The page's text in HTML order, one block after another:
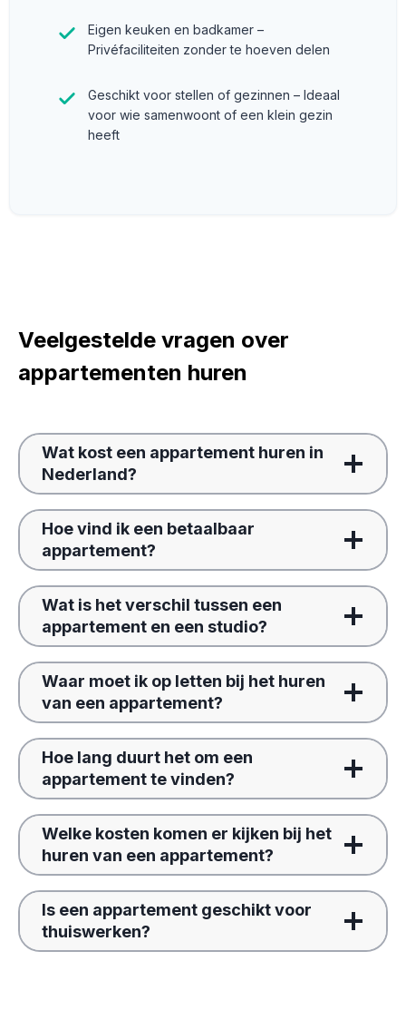
Eigen keuken en badkamer –
Privéfaciliteiten zonder te hoeven delen
Geschikt voor stellen of gezinnen – Ideaal
voor wie samenwoont of een klein gezin
heeft
Veelgestelde vragen over
appartementen huren
Wat kost een appartement huren in
Nederland?
Hoe vind ik een betaalbaar
appartement?
Wat is het verschil tussen een
appartement en een studio?
Waar moet ik op letten bij het huren
van een appartement?
Hoe lang duurt het om een
appartement te vinden?
Welke kosten komen er kijken bij het
huren van een appartement?
Is een appartement geschikt voor
thuiswerken?